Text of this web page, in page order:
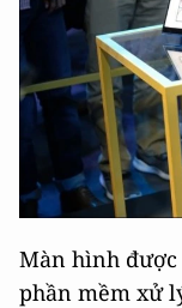
Màn hình
phần mềm xử